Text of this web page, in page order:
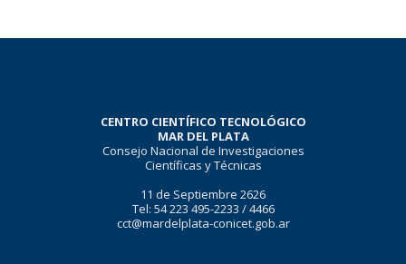
CENTRO CIENTÍFICO TECNOLÓGICO
MAR DEL PLATA
Consejo Nacional de Investigaciones
Científicas y Técnicas
11 de Septiembre 2626
Tel: 54 223 495-2233 / 4466
cct@mardelplata-conicet.gob.ar